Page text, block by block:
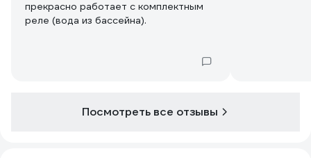
прекрасно работает с комплектным
реле (вода из бассейна).
Посмотреть все отзывы